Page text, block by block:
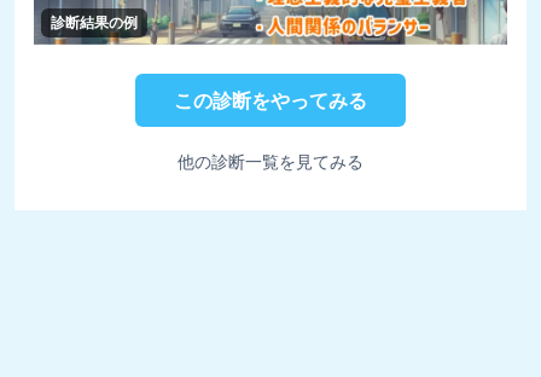
診断結果の例
この診断をやってみる
他の診断一覧を見てみる